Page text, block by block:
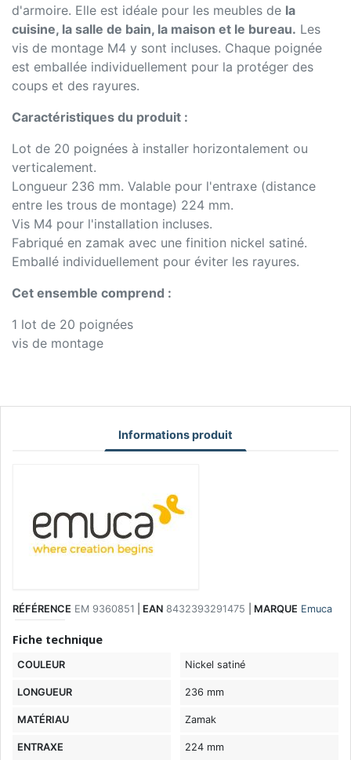
d'armoire. Elle est idéale pour les meubles de la
cuisine, la salle de bain, la maison et le bureau. Les
vis de montage M4 y sont incluses. Chaque poignée
est emballée individuellement pour la protéger des
coups et des rayures.
Caractéristiques du produit :
Lot de 20 poignées à installer horizontalement ou
verticalement.
Longueur 236 mm. Valable pour l'entraxe (distance
entre les trous de montage) 224 mm.
Vis M4 pour l'installation incluses.
Fabriqué en zamak avec une finition nickel satiné.
Emballé individuellement pour éviter les rayures.
Cet ensemble comprend :
1 lot de 20 poignées
vis de montage
Informations produit
RÉFÉRENCE EM 9360851 EAN 8432393291475 MARQUE Emuca
Fiche technique
COULEUR Nickel satiné
LONGUEUR 236 mm
MATÉRIAU Zamak
ENTRAXE 224 mm